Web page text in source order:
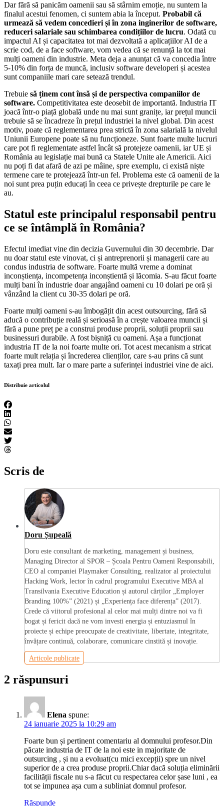
Dar fără să panicăm oamenii sau să stârnim emoție, nu suntem la
finalul acestui fenomen, ci suntem abia la început. Probabil că
urmează să vedem concedieri și în zona inginerilor de software,
reduceri salariale sau schimbarea condițiilor de lucru. Odată cu
impactul AI și capacitatea tot mai dezvoltată a aplicațiilor AI de a
scrie cod, de a face software, vom vedea că se renunță la tot mai
mulți oameni din industrie. Meta deja a anunțat că va concedia între
5-10% din forța de muncă, inclusiv software developeri și acestea
sunt companiile mari care setează trendul.
Trebuie să ținem cont însă și de perspectiva companiilor de
software. Competitivitatea este deosebit de importantă. Industria IT
joacă într-o piață globală unde nu mai sunt granițe, iar prețul muncii
trebuie să se încadreze în prețul industriei la nivel global. Din acest
motiv, poate că reglementarea prea strictă în zona salarială la nivelul
Uniunii Europene poate să nu funcționeze. Sunt foarte multe lucruri
care pot fi reglementate astfel încât să protejeze oamenii, iar UE și
România au legislație mai bună ca Statele Unite ale Americii. Aici
nu poți fi dat afară de azi pe mâine, spre exemplu, ci există niște
termene care te protejează într-un fel. Problema este că oamenii de la
noi sunt prea puțin educați în ceea ce privește drepturile pe care le
au.
Statul este principalul responsabil pentru
ce se întâmplă în România?
Efectul imediat vine din decizia Guvernului din 30 decembrie. Dar
nu doar statul este vinovat, ci și antreprenorii și managerii care au
condus industria de software. Foarte multă vreme a dominat
inconștiența, incompetența inconștientă și lăcomia. S-au făcut foarte
mulți bani în industrie doar angajând oameni cu 10 dolari pe oră și
vânzând la client cu 30-35 dolari pe oră.
Foarte mulți oameni s-au îmbogățit din acest outsourcing, fără să
aducă o contribuție reală și serioasă în a crește valoarea muncii și
fără a pune preț pe a construi produse proprii, soluții proprii sau
businessuri durabile. A fost bișniță cu oameni. Așa a funcționat
industria IT de la noi foarte multe ori. Tot acest mecanism a stricat
foarte mult relația și încrederea clienților, care s-au prins că sunt
taxați prea mult. Iar o mare parte a suferinței industriei vine de aici.
Distribuie articolul
Scris de
Doru Șupeală
Doru este consultant de marketing, management și business,
Managing Director al SPOR – Școala Pentru Oameni Responsabili,
CEO al companiei Playmaker Consulting, realizator al proiectului
Hacking Work, lector în cadrul programului Executive MBA al
Transilvania Executive Education și autorul cărților „Employer
Branding 100%” (2021) și „Experiența face diferența” (2017).
Crede că viitorul profesional al celor mai mulți dintre noi va fi
bogat și fericit dacă ne vom investi energia și entuziasmul în
proiecte și echipe preocupate de creativitate, libertate, integritate,
învățare continuă, colaborare, comunicare cinstită și inovație.
Articole publicate
2 răspunsuri
Elena spune:
24 ianuarie 2025 la 10:29 am
Foarte bun și pertinent comentariu al domnului profesor.Din
păcate industria de IT de la noi este in majoritate de
outsurcing , și nu a evoluat(cu mici excepții) spre un nivel
superior de a crea produse proprii.Chiar dacă soluția eliminării
facilității fiscale nu s-a făcut cu respectarea celor șase luni , ea
tot se impunea așa cum a subliniat domnul profesor.
Răspunde